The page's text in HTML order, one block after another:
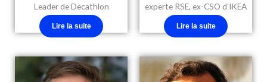
Leader de Decathlon
Lire la suite
experte RSE, ex-CSO d’IKEA
Lire la suite